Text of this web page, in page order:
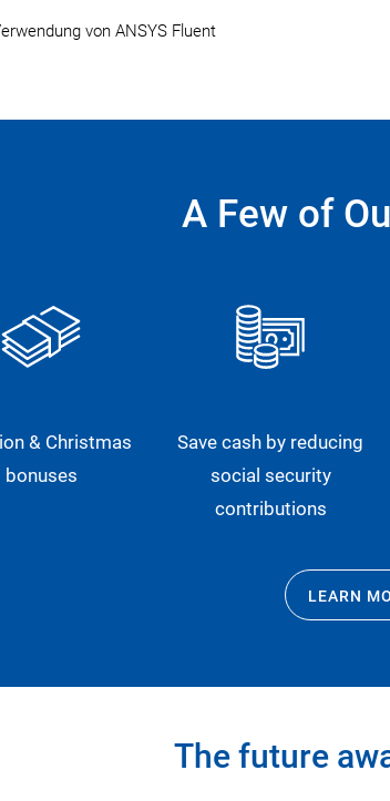
von ANSYS Fluent
A Few of
& Christmas
bonuses
Save cash by reducing
social security
contributions
LEARN
The future